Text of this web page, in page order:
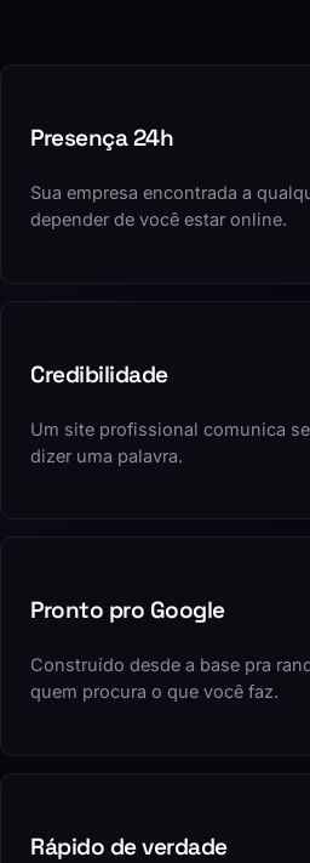
Presença 24h
Sua empresa encontrada a
depender de você estar online.
Credibilidade
Um site profissional comunica
dizer uma palavra.
Pronto pro Google
Construído desde a base pra
quem procura o que você faz.
Rápido de verdade